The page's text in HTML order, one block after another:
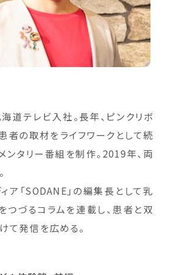
道テレビ入社。長年、ピンクリボ
者の取材をライフワークとして続
ンタリー番組を制作。2019年、両
ア「SODANE」の編集長として乳
つづるコラムを連載し、患者と双
て発信を広める。